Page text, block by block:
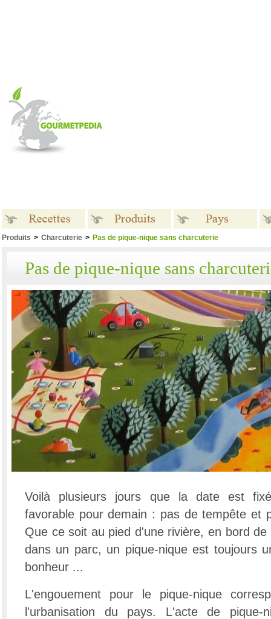
Produits > Charcuterie > Pas de pique-nique sans charcuterie
Pas de pique-nique sans
Voilà plusieurs jours que la date est
favorable pour demain : pas de tempête et
Que ce soit au pied d'une rivière, en bord
dans un parc, un pique-nique est toujours
bonheur ...
L'engouement pour le pique-nique
l'urbanisation du pays. L'acte de pique-